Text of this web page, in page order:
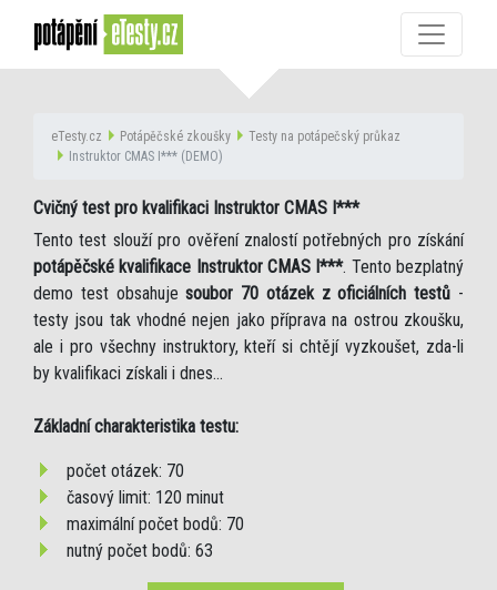
eTesty.cz Potápěčské zkoušky
Testy na potápečský průkaz
Instruktor CMAS I*** (DEMO)
Cvičný test pro kvalifikaci Instruktor CMAS I***
Tento test slouží pro ověření znalostí potřebných pro získání
potápěčské kvalifikace Instruktor CMAS I***. Tento bezplatný
demo test obsahujesoubor 70 otázek z oficiálních testů -
testy jsou tak vhodné nejen jako příprava na ostrou zkoušku,
ale i pro všechny instruktory, kteří si chtějí vyzkoušet, zda-li
by kvalifikaci získali i dnes...
Základní charakteristika testu:
počet otázek: 70
časový limit: 120 minut
maximální počet bodů: 70
nutný počet bodů: 63